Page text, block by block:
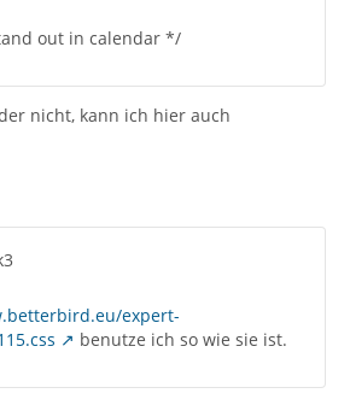
out in calendar */
nicht, kann ich hier auch
expert-
benutze ich so wie sie ist.